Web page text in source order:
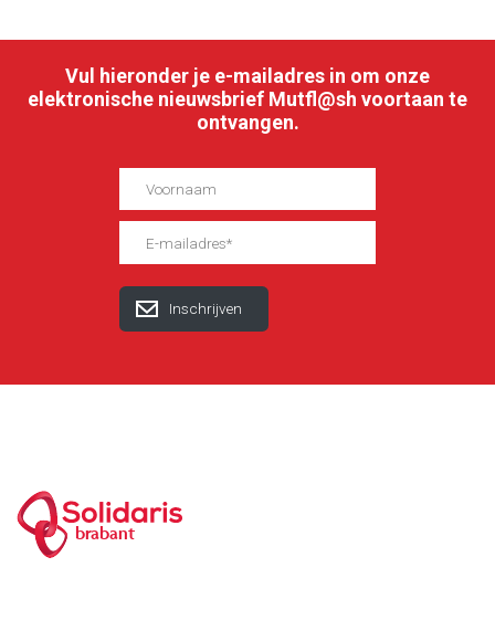
Vul hieronder je e-mailadres in om onze
elektronische nieuwsbrief Mutfl@sh voortaan te
ontvangen.
brabant